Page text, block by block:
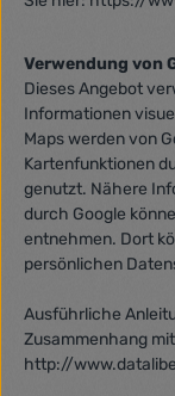
Verwendung von
Dieses Angebot
Informationen
Maps werden von
Kartenfunktionen
genutzt. Nähere
durch Google
entnehmen. Dort
persönlichen
Ausführliche
Zusammenhang
http://